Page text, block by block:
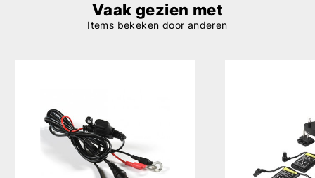
Vaak gezien met
Items bekeken door anderen